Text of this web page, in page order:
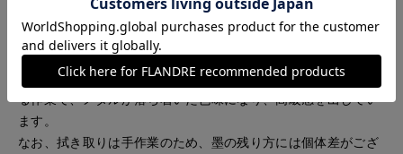
※ADER.bijouxでは、全ての商品に“墨入れ”という加工を施し
ております。
メッキ仕上げをした後にあえて墨をかけて1つ1つ職人が拭き取
る作業で、メタルが落ち着いた色味になり、高級感を出してい
ます。
なお、拭き取りは手作業のため、墨の残り方には個体差がござ